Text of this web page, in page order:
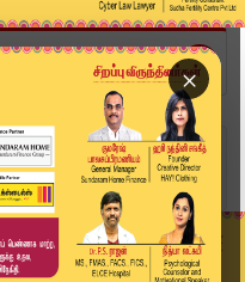
×
கொளத்தூரில் மு...